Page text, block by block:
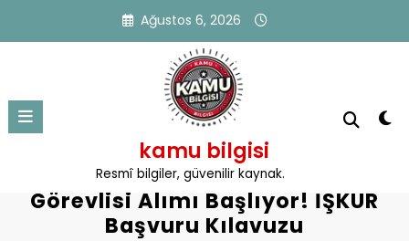
Ağustos 6, 2026
kamu bilgisi
Resmî bilgiler, güvenilir kaynak.
🛡️ KPSS Şartsız 1273 Güvenlik
Görevlisi Alımı Başlıyor! İŞKUR
Başvuru Kılavuzu